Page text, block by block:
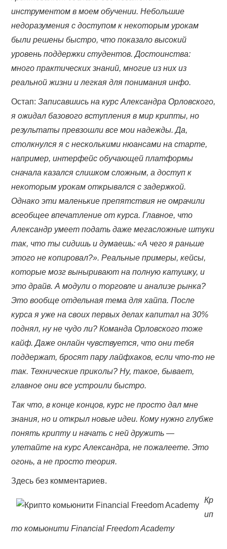
инструментом в моем обучении. Небольшие
недоразумения с доступом к некоторым урокам
были решены быстро, что показало высокий
уровень поддержки студентов. Достоинства:
много практических знаний, многие из них из
реальной жизни и легкая для понимания инфо.
Остап: Записавшись на курс Александра Орловского,
я ожидал базового вступления в мир крипты, но
результаты превзошли все мои надежды. Да,
столкнулся я с несколькими нюансами на старте,
например, интерфейс обучающей платформы
сначала казался слишком сложным, а доступ к
некоторым урокам открывался с задержкой.
Однако эти маленькие препятствия не омрачили
всеобщее впечатление от курса. Главное, что
Александр умеет подать даже мегасложные штуки
так, что ты сидишь и думаешь: «А чего я раньше
этого не копировал?». Реальные примеры, кейсы,
которые мозг выныривают на полную катушку, и
это драйв. А модули о торговле и анализе рынка?
Это вообще отдельная тема для хайпа. После
курса я уже на своих первых делах капитал на 30%
поднял, ну не чудо ли? Команда Орловского тоже
кайф. Даже онлайн чувствуется, что они тебя
поддержат, бросят пару лайфхаков, если что-то не
так. Технические приколы? Ну, такое, бывает,
главное они все устроили быстро.
Так что, в конце концов, курс не просто дал мне
знания, но и открыл новые идеи. Кому нужно глубже
понять крипту и начать с ней дружить —
улетайте на курс Александра, не пожалеете. Это
огонь, а не просто теория.
Здесь без комментариев.
Кр
ип
то комьюнити Financial Freedom Academy